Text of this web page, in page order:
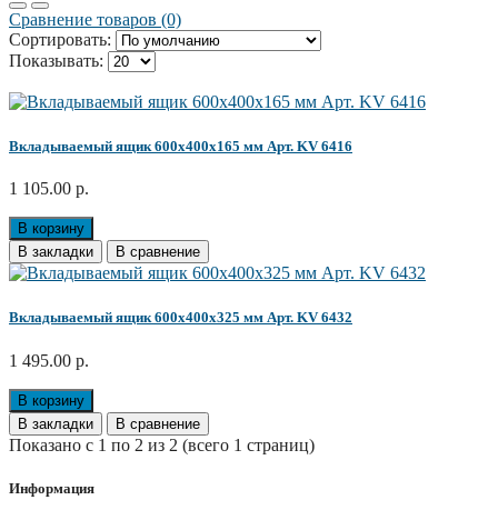
Сравнение товаров (0)
Сортировать:
Показывать:
Вкладываемый ящик 600x400x165 мм Арт. KV 6416
1 105.00 р.
В корзину
В закладки
В сравнение
Вкладываемый ящик 600x400x325 мм Арт. KV 6432
1 495.00 р.
В корзину
В закладки
В сравнение
Показано с 1 по 2 из 2 (всего 1 страниц)
Информация